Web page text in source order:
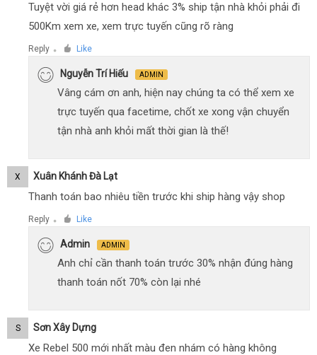
Tuyệt vời giá rẻ hơn head khác 3% ship tận nhà khỏi phải đi
500Km xem xe, xem trực tuyến cũng rõ ràng
Reply ● Like
Nguyễn Trí Hiếu ADMIN
Vâng cám ơn anh, hiện nay chúng ta có thể xem xe
trực tuyến qua facetime, chốt xe xong vận chuyển
tận nhà anh khỏi mất thời gian là thế!
X Xuân Khánh Đà Lạt
Thanh toán bao nhiêu tiền trước khi ship hàng vậy shop
Reply ● Like
Admin ADMIN
Anh chỉ cần thanh toán trước 30% nhận đúng hàng
thanh toán nốt 70% còn lại nhé
S Sơn Xây Dựng
Xe Rebel 500 mới nhất màu đen nhám có hàng không